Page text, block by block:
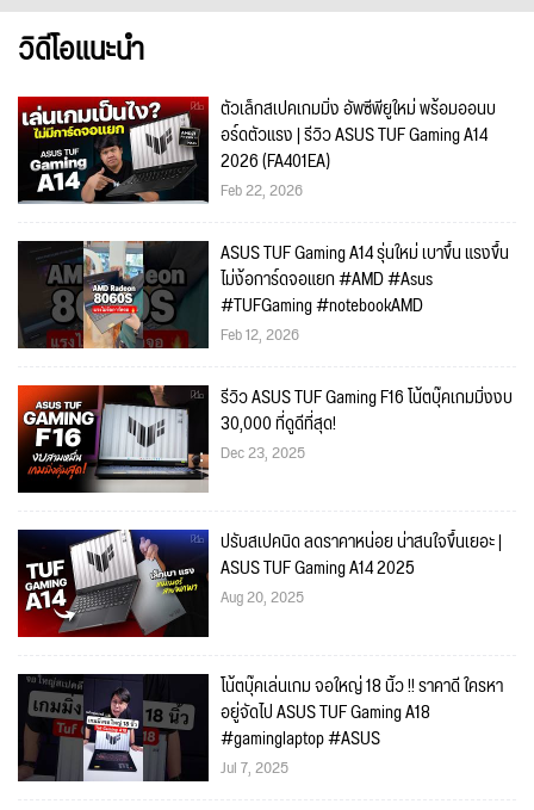
วิดีโอแนะนำ
ตัวเล็กสเปคเกมมิ่ง อัพซีพียูใหม่ พร้อมออนบ
อร์ดตัวแรง | รีวิว ASUS TUF Gaming A14
2026 (FA401EA)
Feb 22, 2026
ASUS TUF Gaming A14 รุ่นใหม่ เบาขึ้น แรงขึ้น
ไม่ง้อการ์ดจอแยก #AMD #Asus
#TUFGaming #notebookAMD
Feb 12, 2026
รีวิว ASUS TUF Gaming F16 โน้ตบุ๊คเกมมิ่งงบ
30,000 ที่ดูดีที่สุด!
Dec 23, 2025
ปรับสเปคนิด ลดราคาหน่อย น่าสนใจขึ้นเยอะ |
ASUS TUF Gaming A14 2025
Aug 20, 2025
โน้ตบุ๊คเล่นเกม จอใหญ่ 18 นิ้ว !! ราคาดี ใครหา
อยู่จัดไป ASUS TUF Gaming A18
#gaminglaptop #ASUS
Jul 7, 2025